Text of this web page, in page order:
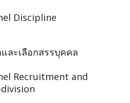
Discipline
ละเลือกสรรบุคคล
Recruitment and